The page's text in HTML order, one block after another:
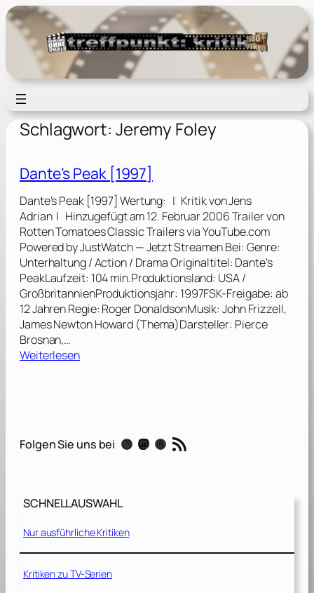
Zum
Inhalt
springen
Schlagwort: Jeremy Foley
Dante’s Peak [1997]
Dante’s Peak [1997] Wertung: | Kritik von Jens
Adrian | Hinzugefügt am 12. Februar 2006 Trailer von
Rotten Tomatoes Classic Trailers via YouTube.com
Powered by JustWatch — Jetzt Streamen Bei: Genre:
Unterhaltung / Action / Drama Originaltitel: Dante’s
PeakLaufzeit: 104 min.Produktionsland: USA /
GroßbritannienProduktionsjahr: 1997FSK-Freigabe: ab
12 Jahren Regie: Roger DonaldsonMusik: John Frizzell,
James Newton Howard (Thema)Darsteller: Pierce
Brosnan,…
Weiterlesen:
’
a
[
1
9
Folgen Sie uns bei Instagram Mastodon Threads RSS-Feed
SCHNELLAUSWAHL
Nur ausführliche Kritiken
Kritiken zu TV-Serien